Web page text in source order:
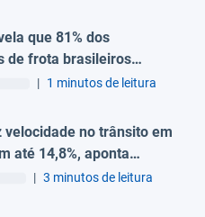
que 81% dos
de frota brasileiros
distraídos como
| 1 minutos de leitura
velocidade no trânsito em
até 14,8%, aponta
| 3 minutos de leitura